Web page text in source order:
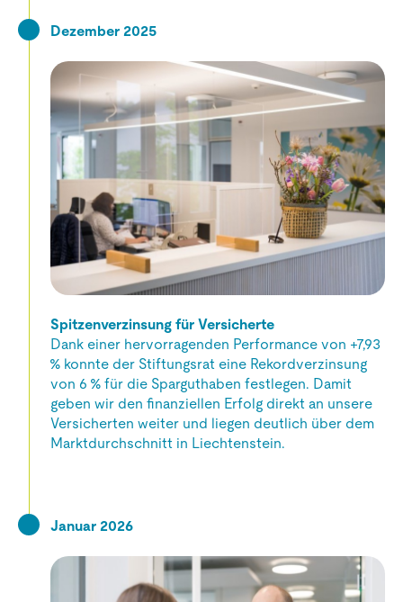
Dezember 2025
Spitzenverzinsung für Versicherte
Dank einer hervorragenden Performance von +7,93
% konnte der Stiftungsrat eine Rekordverzinsung
von 6 % für die Sparguthaben festlegen. Damit
geben wir den finanziellen Erfolg direkt an unsere
Versicherten weiter und liegen deutlich über dem
Marktdurchschnitt in Liechtenstein.
Januar 2026